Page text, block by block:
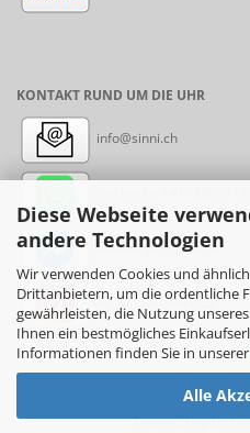
Diese Webseite
andere Technologien
Wir verwenden Cookies und
Drittanbietern, um die ordentliche
gewährleisten, die Nutzung
Ihnen ein bestmögliches
Informationen finden Sie in unserer
Alle
KONTAKT RUND UM DIE UHR
info@sinni.ch
Messenger: sinni.ch
Instagram: sinni_ch
Online-Shopby